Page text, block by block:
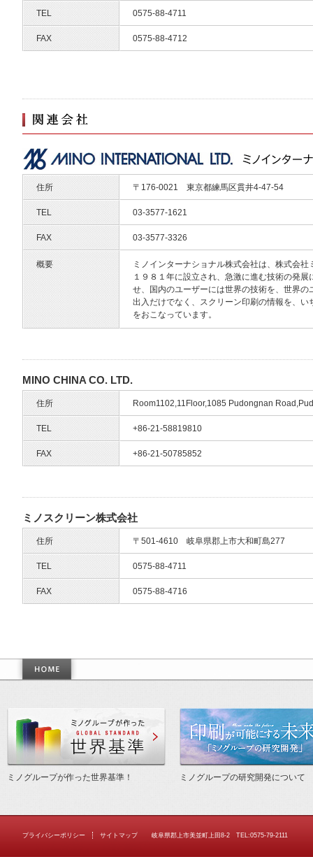
TEL 0575-88-4711
FAX 0575-88-4712
住所 〒176-0021 東京都練馬区貫井4-47-54
TEL 03-3577-1621
FAX 03-3577-3326
概要
ミノインターナショナル株式会社は、株式会
１９８１年に設立され、急激に進む技術の発
せ、国内のユーザーには世界の技術を、世界
出入だけでなく、スクリーン印刷の情報を、
をおこなっています。
MINO CHINA CO. LTD.
住所 Room1102,11Floor,1085 Pudongnan
TEL +86-21-58819810
FAX +86-21-50785852
ミノスクリーン株式会社
住所 〒501-4610 岐阜県郡上市大和町島277
TEL 0575-88-4711
FAX 0575-88-4716
作った世界基準
ミノグループが作った世界基準！ ミノグループの研究開発について
プライバシーポリシー サイトマップ 岐阜県郡上市美並町上田8-2 TEL:0575-79-2111